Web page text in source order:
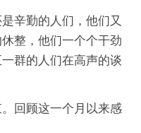
辛勤的人们，他们又
整，他们一个个干劲
群的人们在高声的谈
回顾这一个月以来感